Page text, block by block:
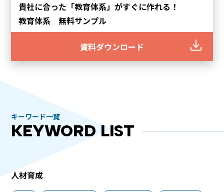
貴社に合った「教育体系」がすぐに作れる！
教育体系 無料サンプル
資料ダウンロード
キーワード一覧
KEYWORD LIST
人材育成